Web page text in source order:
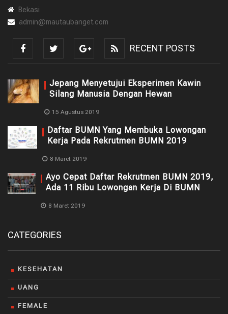
Bekasi
admin@mautaubanget.com
RECENT POSTS
Jepang Menyetujui Eksperimen Kawin
Silang Manusia Dengan Hewan
15 Agustus 2019
Daftar BUMN Yang Membuka Lowongan
Kerja Pada Rekrutmen BUMN 2019
8 Maret 2019
Ayo Cepat Daftar Rekrutmen BUMN 2019,
Ada 11 Ribu Lowongan Kerja Di BUMN
8 Maret 2019
CATEGORIES
KESEHATAN
UANG
FEMALE